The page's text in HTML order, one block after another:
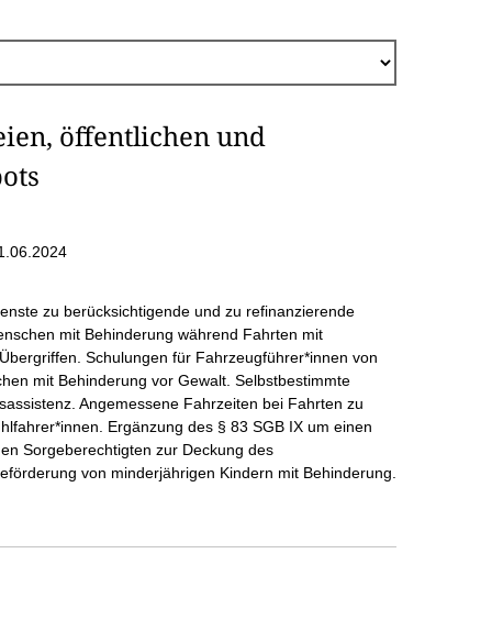
öffentlichen und
zu berücksichtigende und zu refinanzierende
mit Behinderung während Fahrten mit
Schulungen für Fahrzeugführer*innen von
mit Behinderung vor Gewalt. Selbstbestimmte
Angemessene Fahrzeiten bei Fahrten zu
Ergänzung des § 83 SGB IX um einen
Sorgeberechtigten zur Deckung des
von minderjährigen Kindern mit Behinderung.